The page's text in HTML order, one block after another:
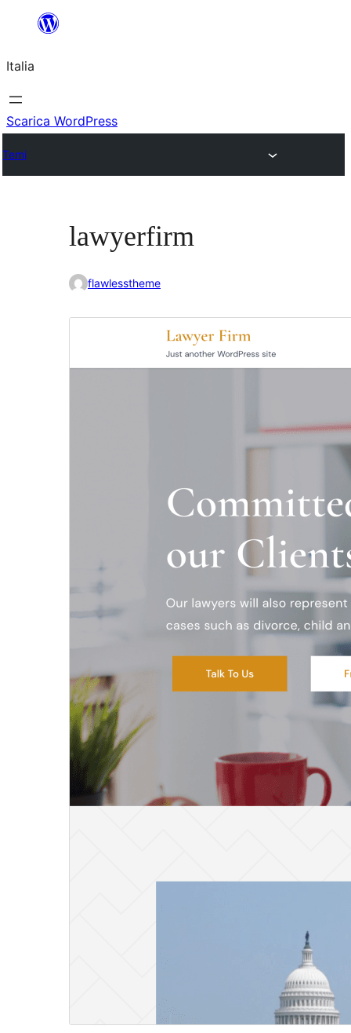
contenuto
Italia
Scarica WordPress
Temi
lawyerfirm
flawlesstheme